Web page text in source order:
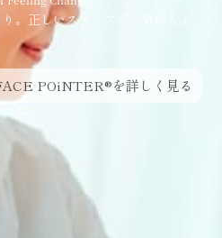
。正しいステップで、気持ちよ
POiNTER®を詳しく見る